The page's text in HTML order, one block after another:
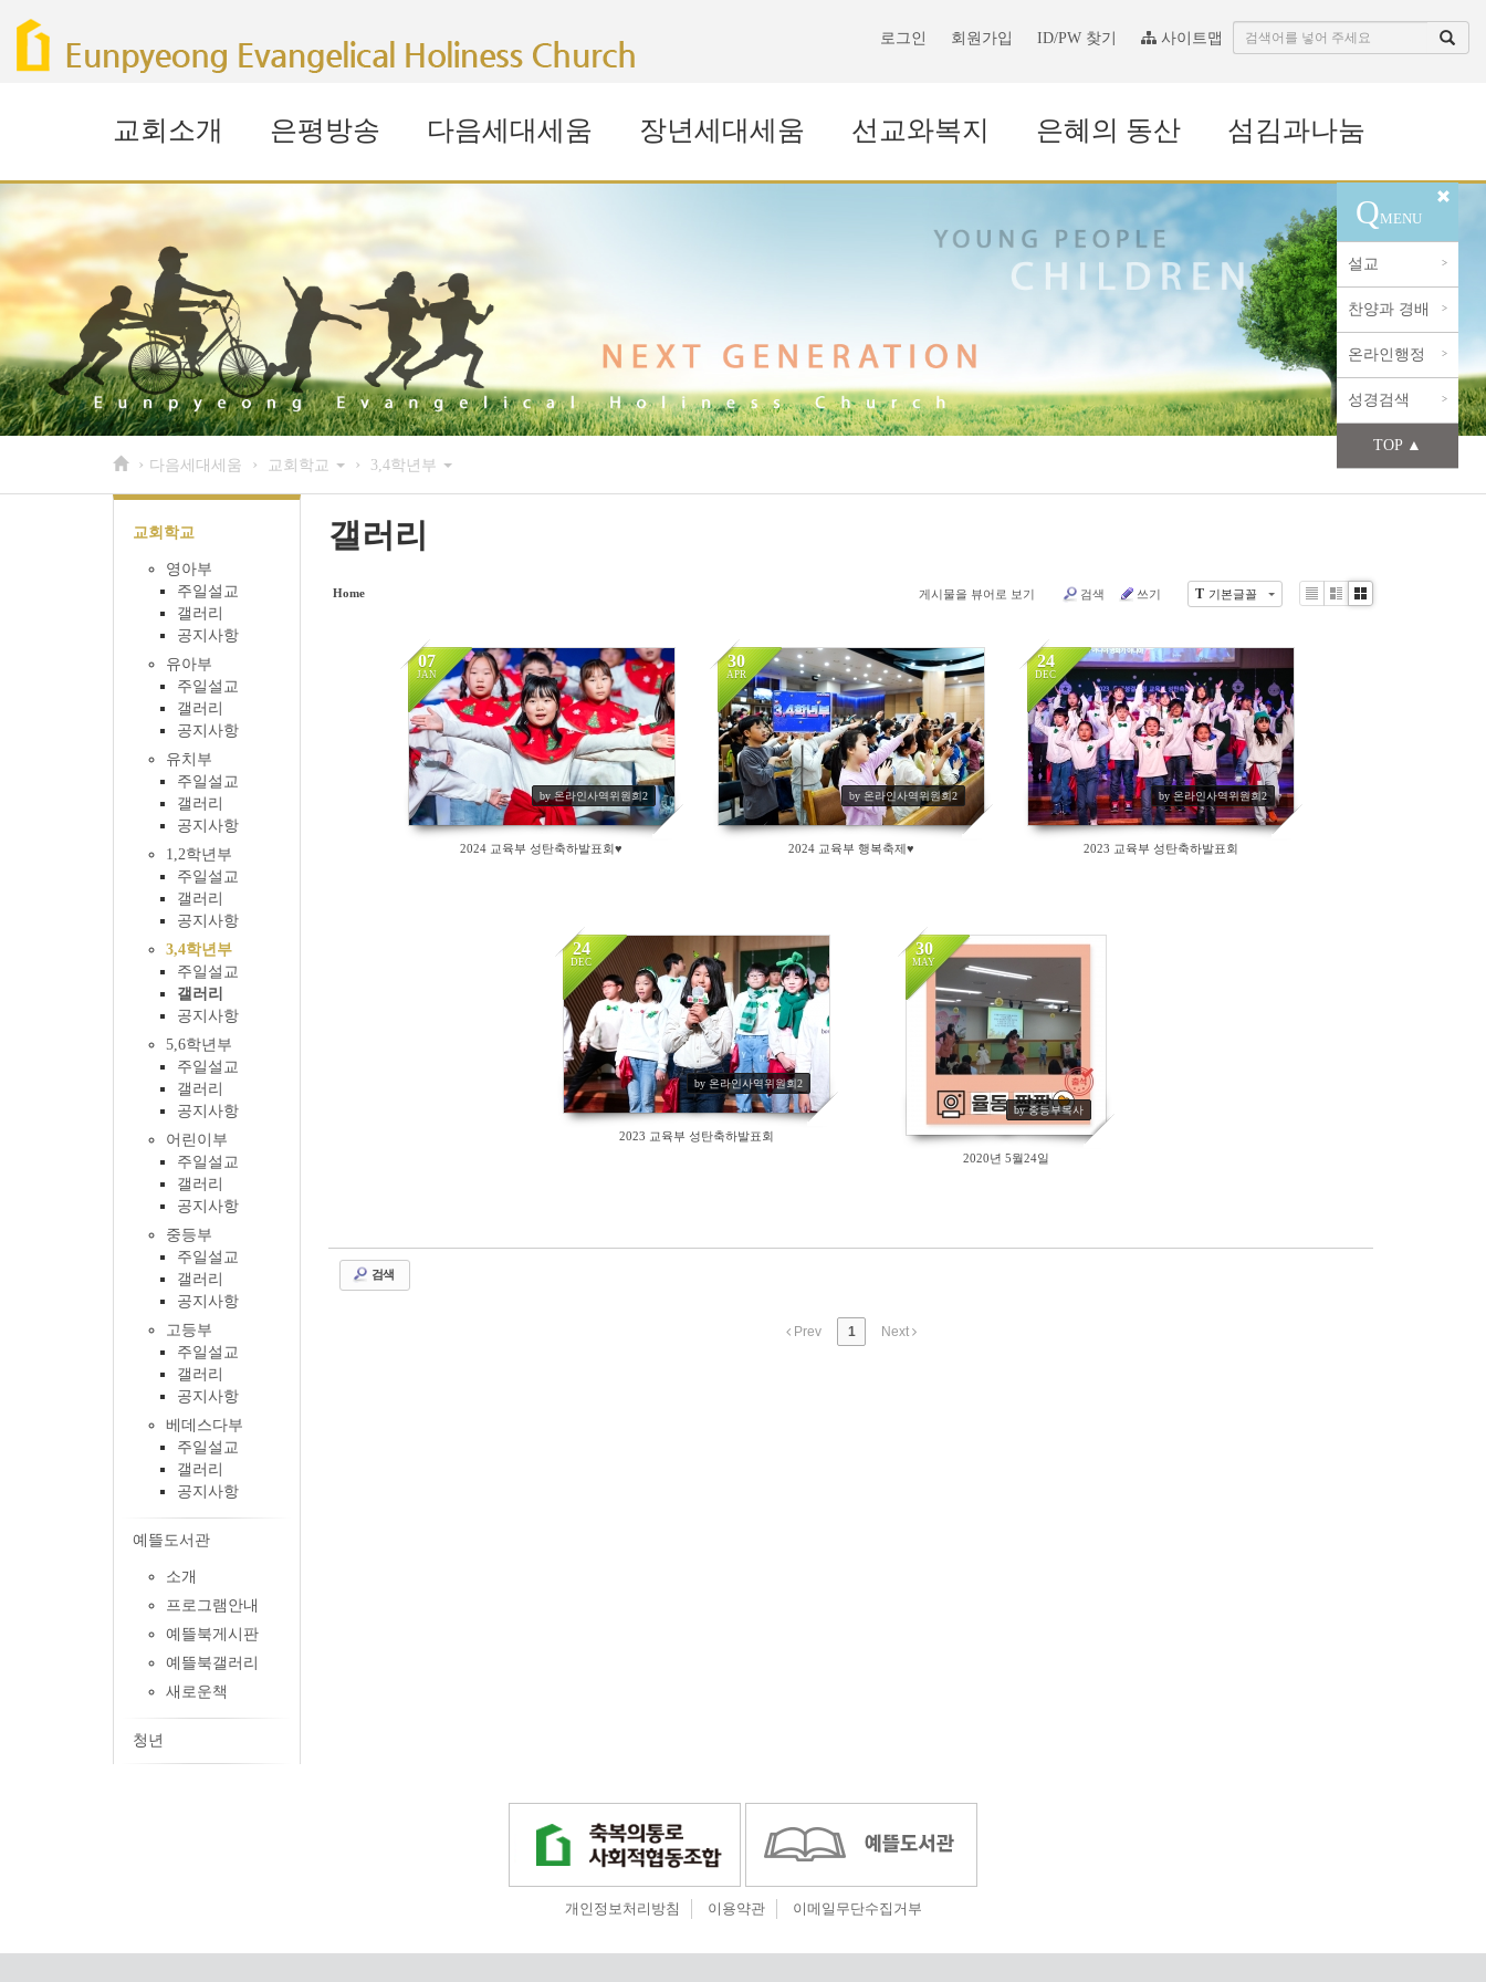
QMENU
설교 >
찬양과 경배 >
온라인행정 >
성경검색 >
TOP ▲
로그인 회원가입 ID/PW 찾기 사이트맵
교회소개 은평방송 다음세대세움 장년세대세움 선교와복지 은혜의 동산 섬김과나눔
› 다음세대세움 › 교회학교 › 3,4학년부
교회학교
영아부
주일설교
갤러리
공지사항
유아부
주일설교
갤러리
공지사항
유치부
주일설교
갤러리
공지사항
1,2학년부
주일설교
갤러리
공지사항
3,4학년부
주일설교
갤러리
공지사항
5,6학년부
주일설교
갤러리
공지사항
어린이부
주일설교
갤러리
공지사항
중등부
주일설교
갤러리
공지사항
고등부
주일설교
갤러리
공지사항
베데스다부
주일설교
갤러리
공지사항
예뜰도서관
소개
프로그램안내
예뜰북게시판
예뜰북갤러리
새로운책
청년
갤러리
Home T 기본글꼴
게시물을 뷰어로 보기 검색 쓰기
ListZineGallery
07
JAN
by 온라인사역위원회2
153
2024 교육부 성탄축하발표회♥
30
APR
by 온라인사역위원회2
171
2024 교육부 행복축제♥
24
DEC
by 온라인사역위원회2
159
2023 교육부 성탄축하발표회
24
DEC
by 온라인사역위원회2
165
2023 교육부 성탄축하발표회
30
MAY
by 중등부목사
288
2020년 5월24일
검색
Prev 1 Next
개인정보처리방침 이용약관 이메일무단수집거부